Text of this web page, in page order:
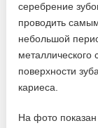
серебрение
проводить
небольшой
металлического
поверхности
кариеса.
На фото